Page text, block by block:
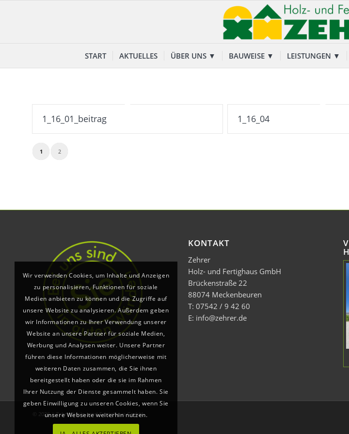
START AKTUELLES ÜBER UNS ▼ BAUWEISE ▼ LEISTUNGEN ▼
1_16_01_beitrag 1_16_04
1 2
KONTAKT
Zehrer
Holz- und Fertighaus GmbH
Brückenstraße 22
88074 Meckenbeuren
T: 07542 / 9 42 60
E: info@zehrer.de
© 2026 | Zehrer Holz- und Fertighaus GmbH
Wir verwenden Cookies, um Inhalte und Anzeigen
zu personalisieren, Funktionen für soziale
Medien anbieten zu können und die Zugriffe auf
unsere Website zu analysieren. Außerdem geben
wir Informationen zu Ihrer Verwendung unserer
Website an unsere Partner für soziale Medien,
Werbung und Analysen weiter. Unsere Partner
führen diese Informationen möglicherweise mit
weiteren Daten zusammen, die Sie ihnen
bereitgestellt haben oder die sie im Rahmen
Ihrer Nutzung der Dienste gesammelt haben. Sie
geben Einwilligung zu unseren Cookies, wenn Sie
unsere Webseite weiterhin nutzen.